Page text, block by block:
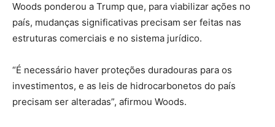
Woods ponderou a Trump que, para viabilizar ações no
país, mudanças significativas precisam ser feitas nas
estruturas comerciais e no sistema jurídico.
“É necessário haver proteções duradouras para os
investimentos, e as leis de hidrocarbonetos do país
precisam ser alteradas”, afirmou Woods.